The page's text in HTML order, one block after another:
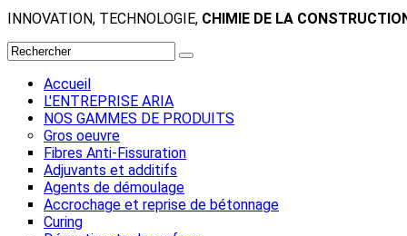
INNOVATION, TECHNOLOGIE, CHIMIE DE LA
Accueil
L'ENTREPRISE ARIA
NOS GAMMES DE PRODUITS
Gros oeuvre
Fibres Anti-Fissuration
Adjuvants et additifs
Agents de démoulage
Accrochage et reprise de bétonnage
Curing